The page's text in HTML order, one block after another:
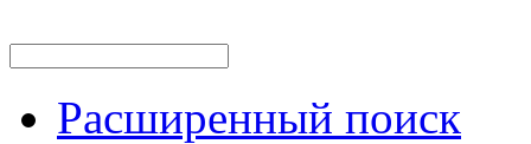
Расширенный поиск